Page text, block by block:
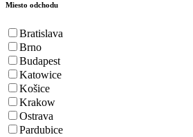
Miesto odchodu
Bratislava
Brno
Budapest
Katowice
Košice
Krakow
Ostrava
Pardubice